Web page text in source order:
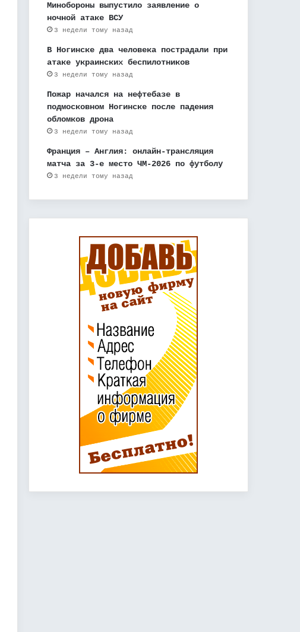
Минобороны выпустило заявление о
ночной атаке ВСУ
3 недели тому назад
В Ногинске два человека пострадали при
атаке украинских беспилотников
3 недели тому назад
Пожар начался на нефтебазе в
подмосковном Ногинске после падения
обломков дрона
3 недели тому назад
Франция – Англия: онлайн-трансляция
матча за 3-е место ЧМ-2026 по футболу
3 недели тому назад